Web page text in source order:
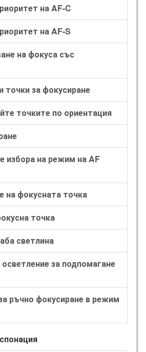
на AF-C
на AF-S
на фокуса със
точки за фокусиране
точките по ориентация
избора на режим на AF
на фокусната точка
точка
светлина
за подпомагане
ръчно фокусиране в режим